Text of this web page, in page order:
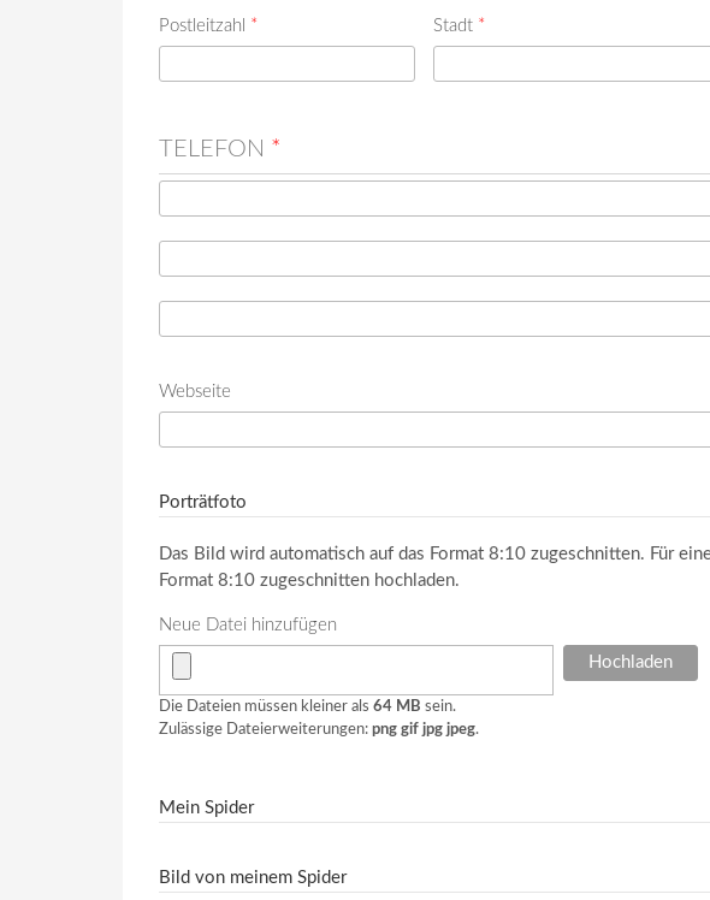
Postleitzahl * Stadt *
TELEFON *
Webseite
Porträtfoto
Das Bild wird automatisch auf das Format 8:10 zugeschnitten. Für
Format 8:10 zugeschnitten hochladen.
Neue Datei hinzufügen
Die Dateien müssen kleiner als 64 MB sein.
Zulässige Dateierweiterungen: png gif jpg jpeg.
Mein Spider
Bild von meinem Spider